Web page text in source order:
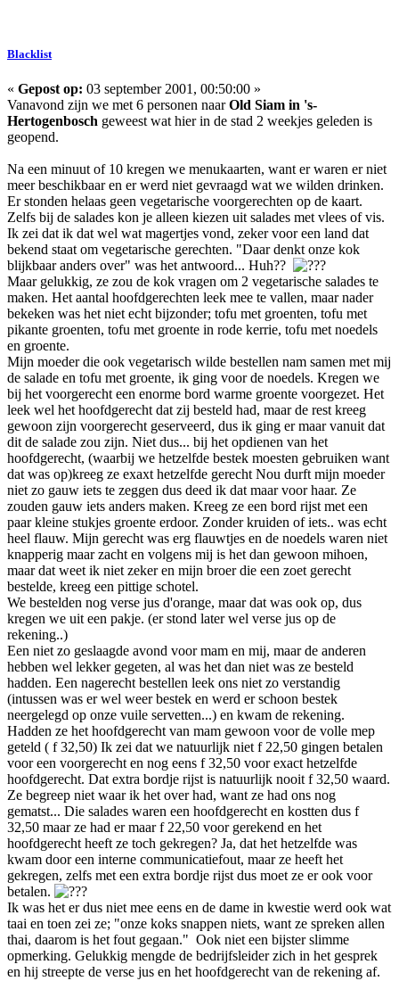
Blacklist
« Gepost op: 03 september 2001, 00:50:00 »
Vanavond zijn we met 6 personen naarOld Siam in 's-
Hertogenbosch geweest wat hier in de stad 2 weekjes geleden is
geopend.
Na een minuut of 10 kregen we menukaarten, want er waren er niet
meer beschikbaar en er werd niet gevraagd wat we wilden drinken.
Er stonden helaas geen vegetarische voorgerechten op de kaart.
Zelfs bij de salades kon je alleen kiezen uit salades met vlees of vis.
Ik zei dat ik dat wel wat magertjes vond, zeker voor een land dat
bekend staat om vegetarische gerechten. "Daar denkt onze kok
blijkbaar anders over" was het antwoord... Huh??
Maar gelukkig, ze zou de kok vragen om 2 vegetarische salades te
maken. Het aantal hoofdgerechten leek mee te vallen, maar nader
bekeken was het niet echt bijzonder; tofu met groenten, tofu met
pikante groenten, tofu met groente in rode kerrie, tofu met noedels
en groente.
Mijn moeder die ook vegetarisch wilde bestellen nam samen met mij
de salade en tofu met groente, ik ging voor de noedels. Kregen we
bij het voorgerecht een enorme bord warme groente voorgezet. Het
leek wel het hoofdgerecht dat zij besteld had, maar de rest kreeg
gewoon zijn voorgerecht geserveerd, dus ik ging er maar vanuit dat
dit de salade zou zijn. Niet dus... bij het opdienen van het
hoofdgerecht, (waarbij we hetzelfde bestek moesten gebruiken want
dat was op)kreeg ze exaxt hetzelfde gerecht Nou durft mijn moeder
niet zo gauw iets te zeggen dus deed ik dat maar voor haar. Ze
zouden gauw iets anders maken. Kreeg ze een bord rijst met een
paar kleine stukjes groente erdoor. Zonder kruiden of iets.. was echt
heel flauw. Mijn gerecht was erg flauwtjes en de noedels waren niet
knapperig maar zacht en volgens mij is het dan gewoon mihoen,
maar dat weet ik niet zeker en mijn broer die een zoet gerecht
bestelde, kreeg een pittige schotel.
We bestelden nog verse jus d'orange, maar dat was ook op, dus
kregen we uit een pakje. (er stond later wel verse jus op de
rekening..)
Een niet zo geslaagde avond voor mam en mij, maar de anderen
hebben wel lekker gegeten, al was het dan niet was ze besteld
hadden. Een nagerecht bestellen leek ons niet zo verstandig
(intussen was er wel weer bestek en werd er schoon bestek
neergelegd op onze vuile servetten...) en kwam de rekening.
Hadden ze het hoofdgerecht van mam gewoon voor de volle mep
geteld ( f 32,50) Ik zei dat we natuurlijk niet f 22,50 gingen betalen
voor een voorgerecht en nog eens f 32,50 voor exact hetzelfde
hoofdgerecht. Dat extra bordje rijst is natuurlijk nooit f 32,50 waard.
Ze begreep niet waar ik het over had, want ze had ons nog
gematst... Die salades waren een hoofdgerecht en kostten dus f
32,50 maar ze had er maar f 22,50 voor gerekend en het
hoofdgerecht heeft ze toch gekregen? Ja, dat het hetzelfde was
kwam door een interne communicatiefout, maar ze heeft het
gekregen, zelfs met een extra bordje rijst dus moet ze er ook voor
betalen.
Ik was het er dus niet mee eens en de dame in kwestie werd ook wat
taai en toen zei ze; "onze koks snappen niets, want ze spreken allen
thai, daarom is het fout gegaan." Ook niet een bijster slimme
opmerking. Gelukkig mengde de bedrijfsleider zich in het gesprek
en hij streepte de verse jus en het hoofdgerecht van de rekening af.